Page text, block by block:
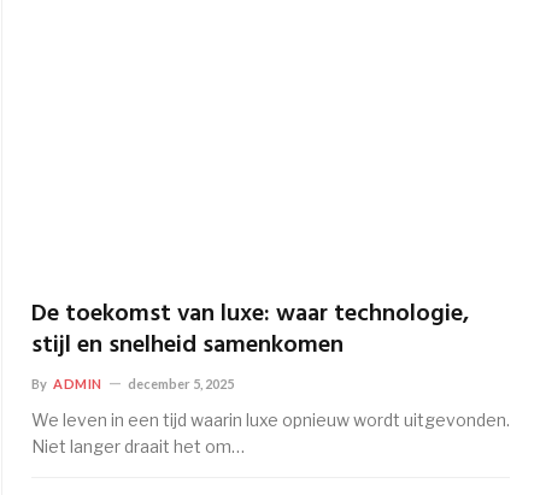
De toekomst van luxe: waar technologie,
stijl en snelheid samenkomen
By ADMIN december 5, 2025
We leven in een tijd waarin luxe opnieuw wordt uitgevonden.
Niet langer draait het om…